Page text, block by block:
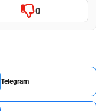
0
Telegram